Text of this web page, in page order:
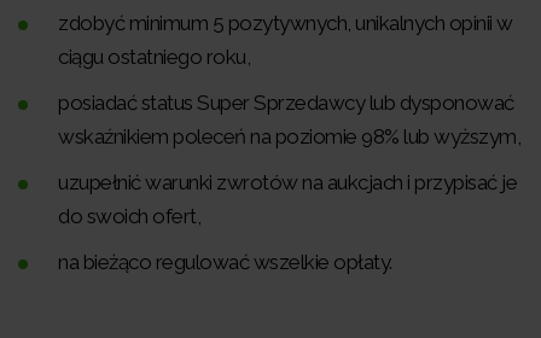
zdobyć minimum 5 pozytywnych, unikalnych opinii w
ciągu ostatniego roku,
posiadać status Super Sprzedawcy lub dysponować
wskaźnikiem poleceń na poziomie 98% lub wyższym,
uzupełnić warunki zwrotów na aukcjach i przypisać je
do swoich ofert,
na bieżąco regulować wszelkie opłaty.